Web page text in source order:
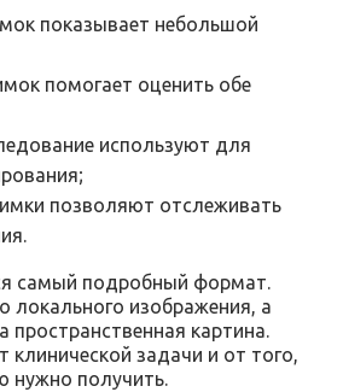
показывает небольшой
помогает оценить обе
используют для
позволяют отслеживать
самый подробный формат.
локального изображения, а
пространственная картина.
клинической задачи и от того,
нужно получить.